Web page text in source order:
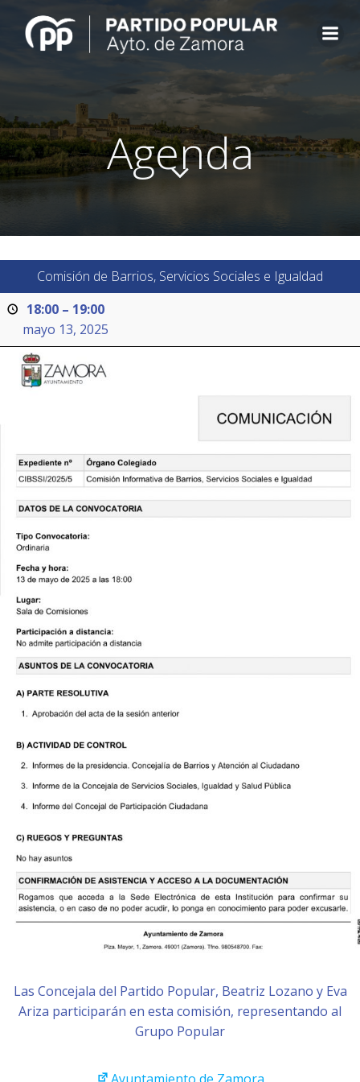
al
contenido
Agenda
Comisión de Barrios, Servicios Sociales e Igualdad
18:00 – 19:00
mayo 13, 2025
Las Concejala del Partido Popular, Beatriz Lozano y Eva
Ariza participarán en esta comisión, representando al
Grupo Popular
Ayuntamiento de Zamora